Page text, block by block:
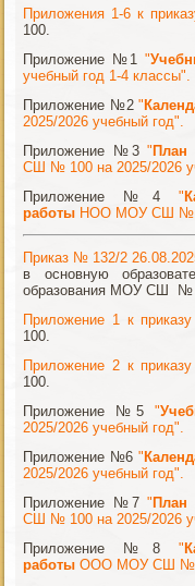
Приложения 1-6 к
100.
Приложение №1 "
учебный год 1-4 классы".
Приложение №2"
2025/2026 учебный год".
Приложение №3" План
СШ № 100 на 2025/2026
Приложение №4 "
работы НОО МОУ СШ №
Приказ № 132/2
в основную
образования МОУ СШ №
Приложение 1 к
100.
Приложение 2 к
100.
Приложение №5 "
2025/2026 учебный год".
Приложение №6 "
2025/2026 учебный год".
Приложение №7 " План
СШ № 100 на 2025/2026
Приложение №8 "
работы ООО МОУ СШ №